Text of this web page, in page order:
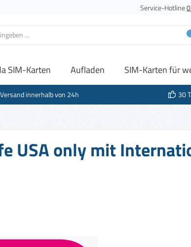
Service-Hotline
SIM-Karten Aufladen SIM-Karten für
Versand innerhalb von 24h 30
USA only mit